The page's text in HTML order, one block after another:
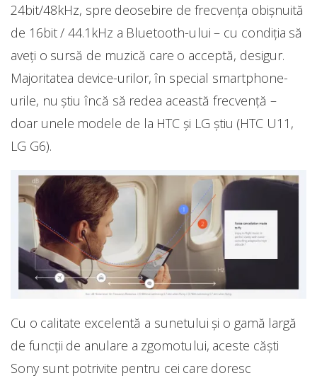
24bit/48kHz, spre deosebire de frecvența obișnuită
de 16bit / 44.1kHz a Bluetooth-ului – cu condiția să
aveți o sursă de muzică care o acceptă, desigur.
Majoritatea device-urilor, în special smartphone-
urile, nu știu încă să redea această frecvență –
doar unele modele de la HTC și LG știu (HTC U11,
LG G6).
Cu o calitate excelentă a sunetului și o gamă largă
de funcții de anulare a zgomotului, aceste căști
Sony sunt potrivite pentru cei care doresc